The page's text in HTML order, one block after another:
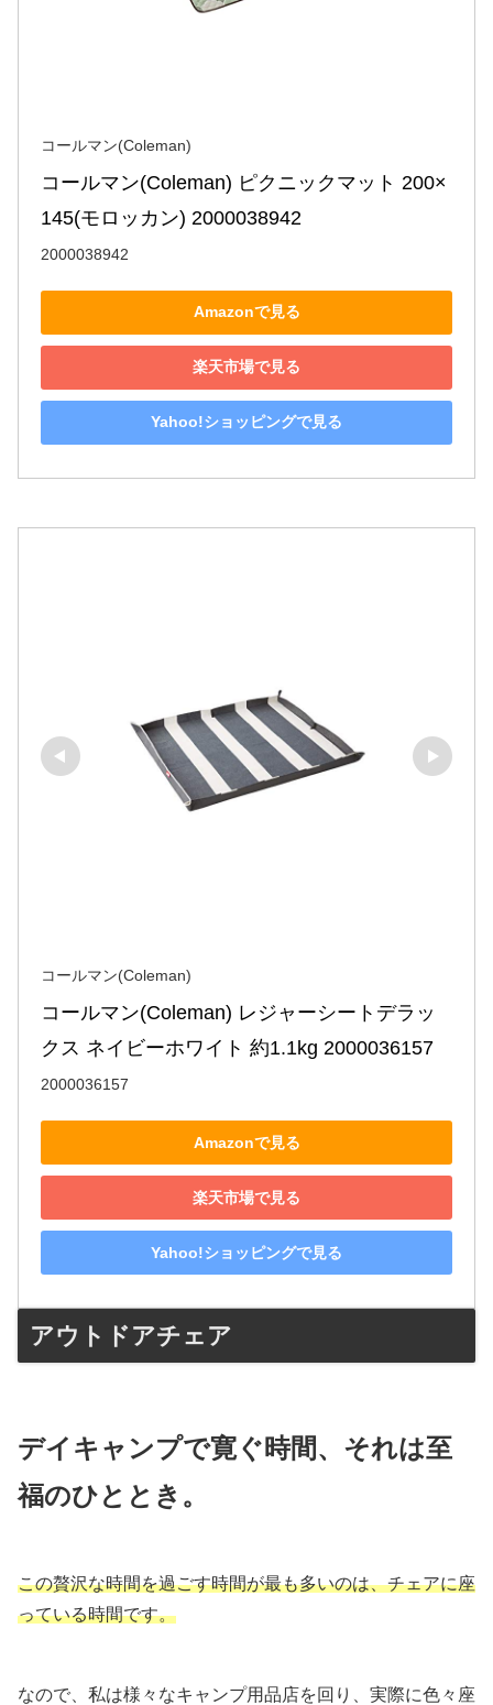
コールマン(Coleman)
コールマン(Coleman) ピクニックマット 200×
145(モロッカン) 2000038942
2000038942
Amazonで見る
楽天市場で見る
Yahoo!ショッピングで見る
コールマン(Coleman)
コールマン(Coleman) レジャーシートデラッ
クス ネイビーホワイト 約1.1kg 2000036157
2000036157
Amazonで見る
楽天市場で見る
Yahoo!ショッピングで見る
アウトドアチェア
デイキャンプで寛ぐ時間、それは至
福のひととき。
この贅沢な時間を過ごす時間が最も多いのは、チェアに座
っている時間です。
なので、私は様々なキャンプ用品店を回り、実際に色々座